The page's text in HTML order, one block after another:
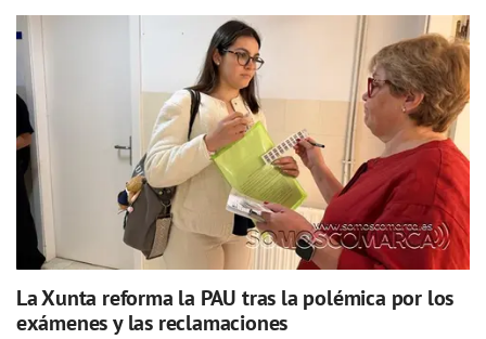
La Xunta reforma la PAU tras la polémica por los
exámenes y las reclamaciones